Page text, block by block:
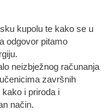
kupolu te kako se u
odgovor pitamo
neizbježnog računanja
završnih
i priroda i
način.